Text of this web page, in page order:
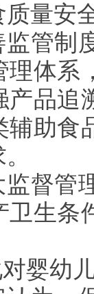
量安
制度
理体系
产品追
助食
管理
生条
幼儿